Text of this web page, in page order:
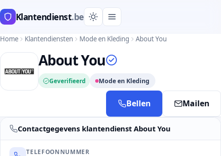
Klantendienst.be
Home Klantendiensten Mode en Kleding About You
About You
Geverifieerd Mode en Kleding
Bellen Mailen
Contactgegevens klantendienst About You
TELEFOONNUMMER